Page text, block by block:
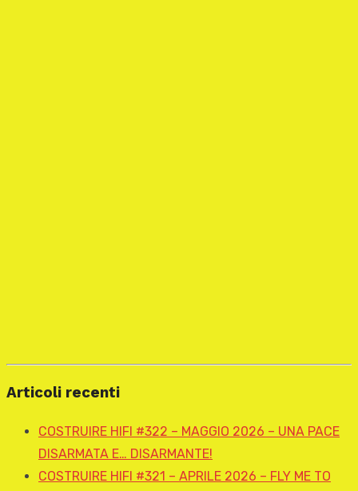
Articoli recenti
COSTRUIRE HIFI #322 – MAGGIO 2026 – UNA PACE
DISARMATA E… DISARMANTE!
COSTRUIRE HIFI #321 – APRILE 2026 – FLY ME TO